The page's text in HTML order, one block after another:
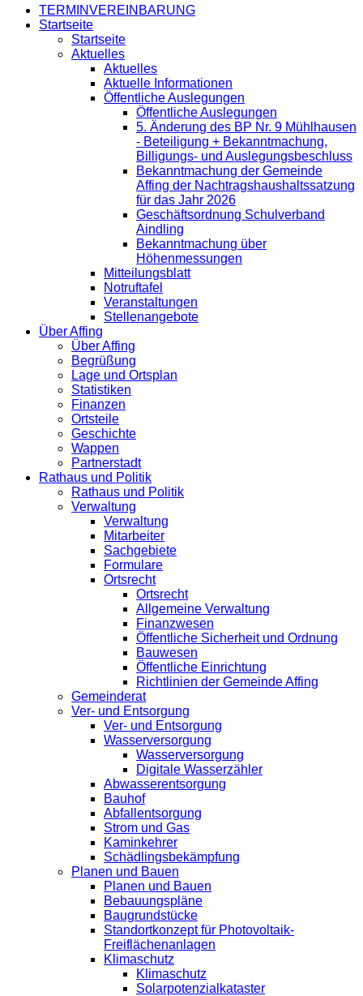
TERMINVEREINBARUNG
Startseite
Startseite
Aktuelles
Aktuelles
Aktuelle Informationen
Öffentliche Auslegungen
Öffentliche Auslegungen
5. Änderung des BP Nr. 9 Mühlhausen
- Beteiligung + Bekanntmachung,
Billigungs- und Auslegungsbeschluss
Bekanntmachung der Gemeinde
Affing der Nachtragshaushaltssatzung
für das Jahr 2026
Geschäftsordnung Schulverband
Aindling
Bekanntmachung über
Höhenmessungen
Mitteilungsblatt
Notruftafel
Veranstaltungen
Stellenangebote
Über Affing
Über Affing
Begrüßung
Lage und Ortsplan
Statistiken
Finanzen
Ortsteile
Geschichte
Wappen
Partnerstadt
Rathaus und Politik
Rathaus und Politik
Verwaltung
Verwaltung
Mitarbeiter
Sachgebiete
Formulare
Ortsrecht
Ortsrecht
Allgemeine Verwaltung
Finanzwesen
Öffentliche Sicherheit und Ordnung
Bauwesen
Öffentliche Einrichtung
Richtlinien der Gemeinde Affing
Gemeinderat
Ver- und Entsorgung
Ver- und Entsorgung
Wasserversorgung
Wasserversorgung
Digitale Wasserzähler
Abwasserentsorgung
Bauhof
Abfallentsorgung
Strom und Gas
Kaminkehrer
Schädlingsbekämpfung
Planen und Bauen
Planen und Bauen
Bebauungspläne
Baugrundstücke
Standortkonzept für Photovoltaik-
Freiflächenanlagen
Klimaschutz
Klimaschutz
Solarpotenzialkataster